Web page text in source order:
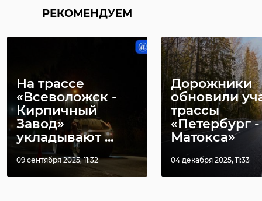
РЕКОМЕНДУЕМ
На трассе
«Всеволожск -
Кирпичный
Завод»
укладывают ...
09 сентября 2025, 11:32
Дорожники
обновили
трассы
«Петербург -
Матокса»
04 декабря 2025, 11:33